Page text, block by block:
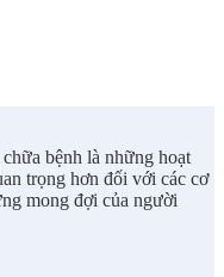
bệnh là những hoạt
trọng hơn đối với các cơ
mong đợi của người